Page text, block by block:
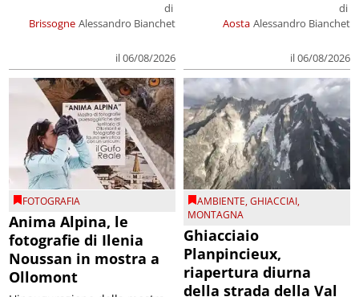
Brissogne
di
Alessandro Bianchet
il 06/08/2026
Aosta
di
Alessandro Bianchet
il 06/08/2026
FOTOGRAFIA
Anima Alpina, le
fotografie di Ilenia
Noussan in mostra a
Ollomont
AMBIENTE,GHIACCIAI,
MONTAGNA
Ghiacciaio
Planpincieux,
riapertura diurna
della strada della Val